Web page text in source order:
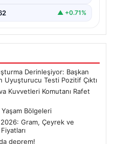
▲ +0.71%
Derinleşiyor: Başkan
Uyuşturucu Testi Pozitif Çıktı
Kuvvetleri Komutanı Rafet
Bölgeleri
Gram, Çeyrek ve
deprem!